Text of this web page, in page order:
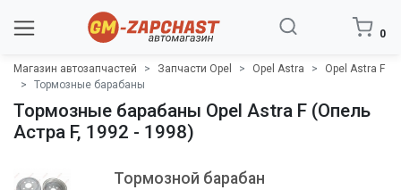
0
Магазин автозапчастей Запчасти Opel Opel Astra
Opel Astra F
Тормозные барабаны
Тормозные барабаны Opel Astra F (Опель
Астра F, 1992 - 1998)
Тормозной барабан